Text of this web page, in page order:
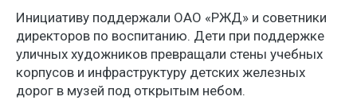
Инициативу поддержали ОАО «РЖД» и советники
директоров по воспитанию. Дети при поддержке
уличных художников превращали стены учебных
корпусов и инфраструктуру детских железных
дорог в музей под открытым небом.